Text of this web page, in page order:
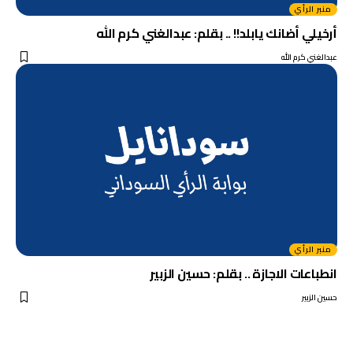
منبر الرأي
أرخيلي أضانك يابلد!! .. بقلم: عبدالغني كرم الله
عبدالغني كرم الله
منبر الرأي
انطباعات الاجازة .. بقلم: حسين الزبير
حسين الزبير